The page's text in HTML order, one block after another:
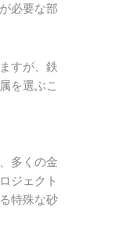
必要な部
すが、鉄
を選ぶこ
多くの金
ジェクト
特殊な砂